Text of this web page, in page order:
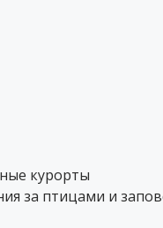
курорты
за птицами и